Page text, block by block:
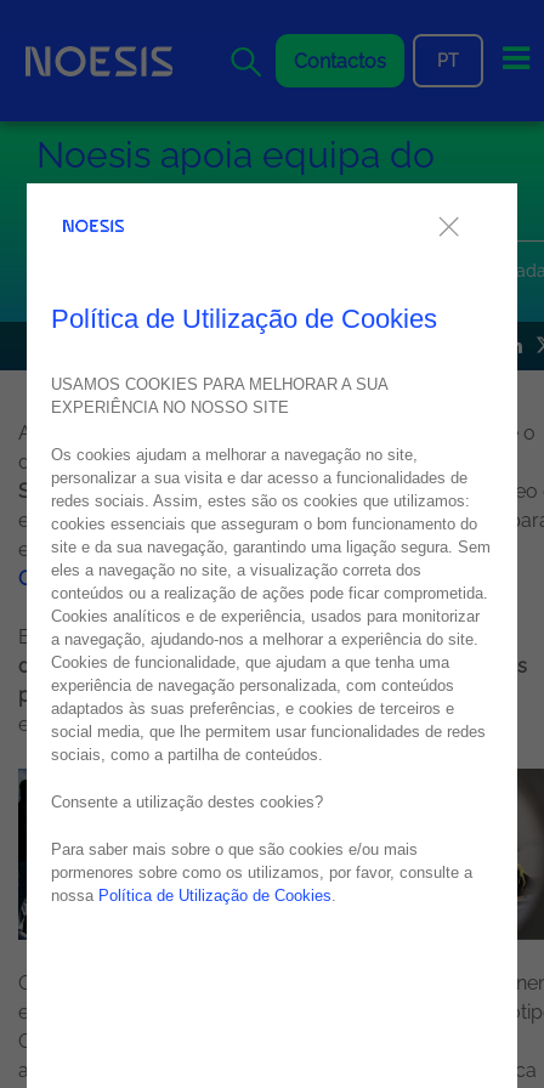
Contactos
PT
Noesis apoia equipa do
A única equipa portuguesa na Greenpower Challenge é
A
reforça o seu compromisso com a inovação e o
desenvolvimento de talento ao apoiar oProjeto de
Sustentabilidade em Engenharia Mecânica(PSEM), núcleo
estudantes do Instituto Superior Técnico, contribuindo
evolução dos seus protótipos e para a participação na
Greenpower Challenge.
Esta competição internacionaldesafia estudantes a
desenvolver, construir e competir com veículos elétricos
próprios, promovendo competências nas áreas de
engenharia, tecnologia e sustentabilidade.
O apoio da Noesis permitiu à equipa investir em
essenciais para a construção do seu mais recente
GP25, bem como suportar parte dos custos logísticos
associados às competições internacionais. Como destaca
Política de Utilização de Cookies
USAMOS COOKIES PARA MELHORAR A SUA
EXPERIÊNCIA NO NOSSO SITE
Os cookies ajudam a melhorar a navegação no site,
personalizar a sua visita e dar acesso a funcionalidades de
redes sociais. Assim, estes são os cookies que utilizamos:
cookies essenciais que asseguram o bom funcionamento do
site e da sua navegação, garantindo uma ligação segura. Sem
eles a navegação no site, a visualização correta dos
conteúdos ou a realização de ações pode ficar comprometida.
Cookies analíticos e de experiência, usados para monitorizar
a navegação, ajudando-nos a melhorar a experiência do site.
Cookies de funcionalidade, que ajudam a que tenha uma
experiência de navegação personalizada, com conteúdos
adaptados às suas preferências, e cookies de terceiros e
social media, que lhe permitem usar funcionalidades de redes
sociais, como a partilha de conteúdos.
Consente a utilização destes cookies?
Para saber mais sobre o que são cookies e/ou mais
pormenores sobre como os utilizamos, por favor, consulte a
nossa Política de Utilização de Cookies.